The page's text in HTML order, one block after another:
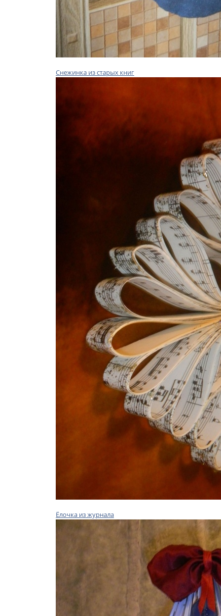
Снежинка из старых книг
Ёлочка из журнала